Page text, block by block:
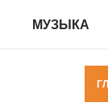
МУЗЫКА